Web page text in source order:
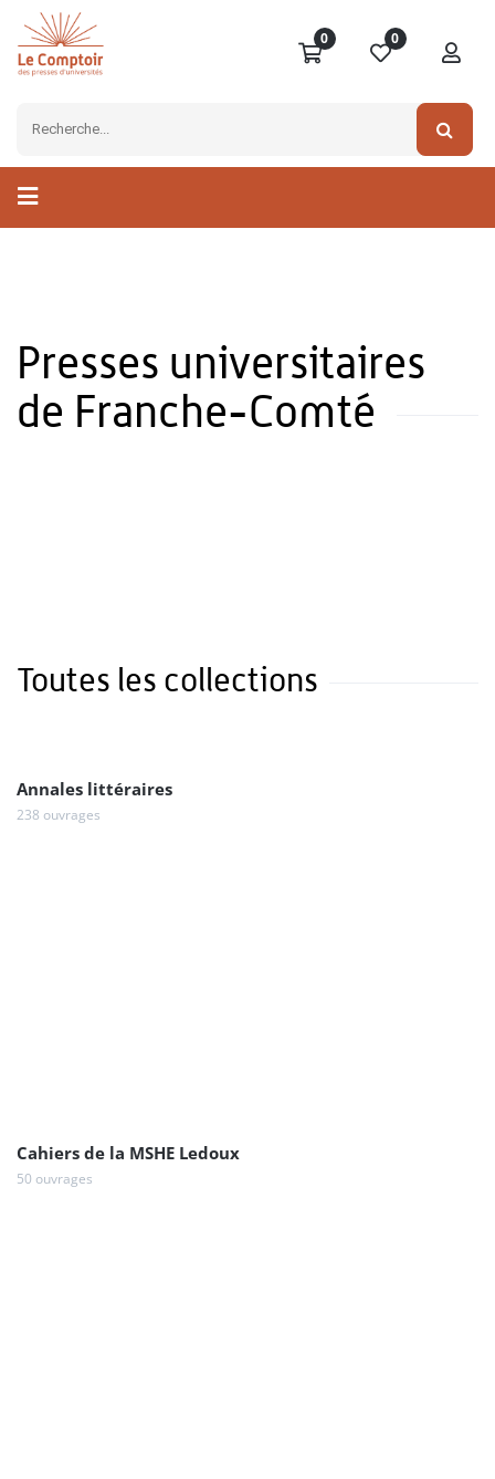
0 0
Presses universitaires
de Franche-Comté
Toutes les collections
Annales littéraires
238 ouvrages
Cahiers de la MSHE Ledoux
50 ouvrages